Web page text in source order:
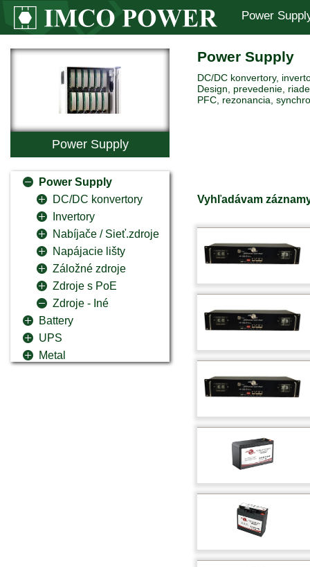
Power
Power Supply
Power Supply
DC/DC konvertory
Invertory
Nabíjače / Sieť.zdroje
Napájacie lišty
Záložné zdroje
Zdroje s PoE
Zdroje - Iné
Battery
UPS
Metal
Power Supply
DC/DC konvertory,
Design, prevedenie,
PFC, rezonancia,
Vyhľadávam